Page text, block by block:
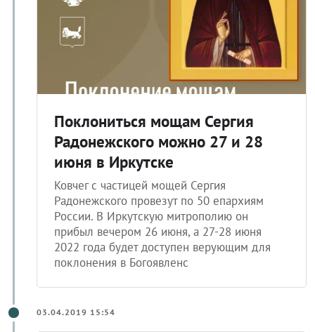
Поклониться мощам Сергия
Радонежского можно 27 и 28
июня в Иркутске
Ковчег с частицей мощей Сергия
Радонежского провезут по 50 епархиям
России. В Иркутскую митрополию он
прибыл вечером 26 июня, а 27-28 июня
2022 года будет доступен верующим для
поклонения в Богоявленс
03.04.2019 15:54